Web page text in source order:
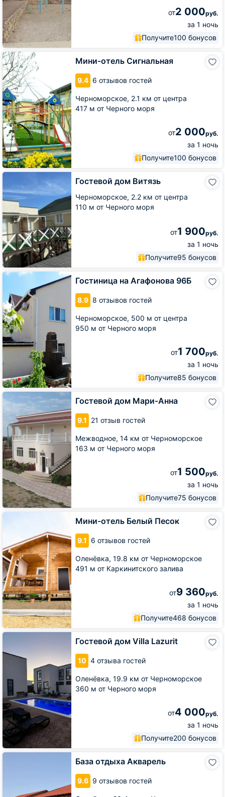
от2 000руб.
за 1 ночь
Получите100 бонусов
Мини-отель Сигнальная
9.4 6 отзывов гостей
Черноморское, 2.1 км от центра
417 м от Черного моря
от2 000руб.
за 1 ночь
Получите100 бонусов
Мини-
отель
Сигнальная
Гостевой дом Витязь
Черноморское, 2.2 км от центра
110 м от Черного моря
от1 900руб.
за 1 ночь
Получите95 бонусов
Гостевой
Витязь
Гостиница на Агафонова 96Б
8.9 8 отзывов гостей
Черноморское, 500 м от центра
950 м от Черного моря
от1 700руб.
за 1 ночь
Получите85 бонусов
Гостиница
Агафонова
96Б
Гостевой дом Мари-Анна
9.1 21 отзыв гостей
Межводное, 14 км от Черноморское
163 м от Черного моря
от1 500руб.
за 1 ночь
Получите75 бонусов
Гостевой
дом
Мари-
Анна
Мини-отель Белый Песок
9.1 6 отзывов гостей
Оленёвка, 19.8 км от Черноморское
491 м от Каркинитского залива
от9 360руб.
за 1 ночь
Получите468 бонусов
Мини-
Песок
Гостевой дом Villa Lazurit
10 4 отзыва гостей
Оленёвка, 19.9 км от Черноморское
360 м от Черного моря
от4 000руб.
за 1 ночь
Получите200 бонусов
Гостевой
Villa
База отдыха Акварель
9.6 9 отзывов гостей
База